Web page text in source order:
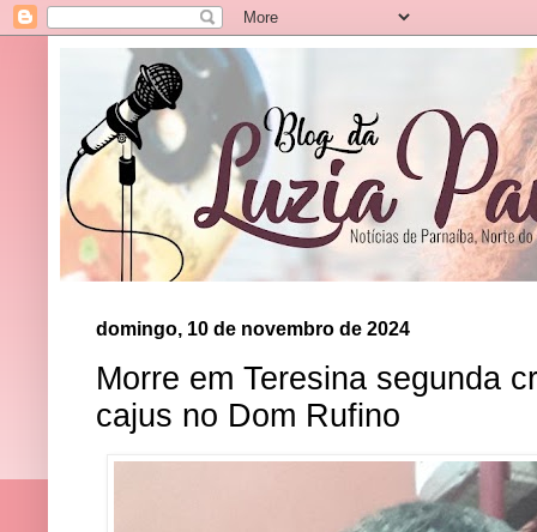
domingo, 10 de novembro de 2024
Morre em Teresina segunda
cajus no Dom Rufino